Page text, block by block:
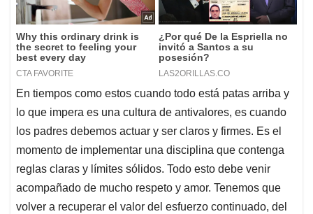
En tiempos como estos cuando todo está patas arriba y
lo que impera es una cultura de antivalores, es cuando
los padres debemos actuar y ser claros y firmes. Es el
momento de implementar una disciplina que contenga
reglas claras y límites sólidos. Todo esto debe venir
acompañado de mucho respeto y amor. Tenemos que
volver a recuperar el valor del esfuerzo continuado, del